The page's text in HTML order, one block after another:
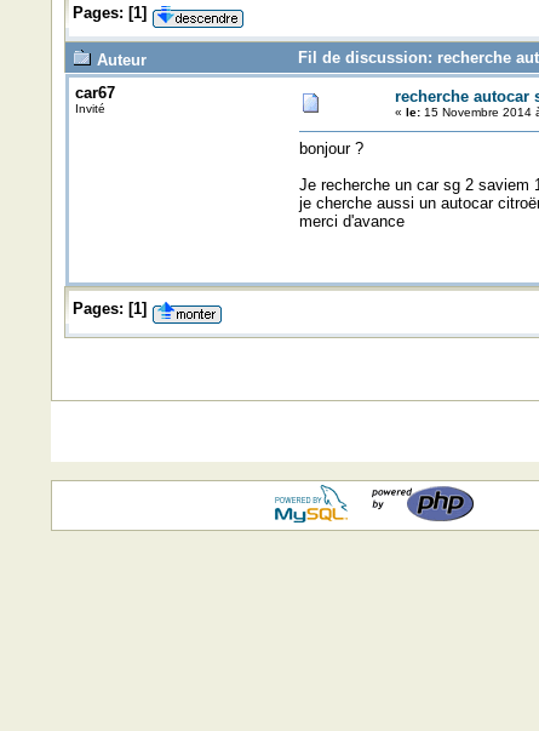
Pages: [1]
Auteur
Fil de discussion: recherche
car67
Invité
recherche autocar
« le:15 Novembre 2014
bonjour ?
Je recherche un car sg 2 saviem
je cherche aussi un autocar
merci d'avance
Pages: [1]